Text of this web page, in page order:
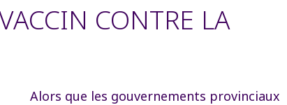
CONTRE LA
Alors que les gouvernements provinciaux